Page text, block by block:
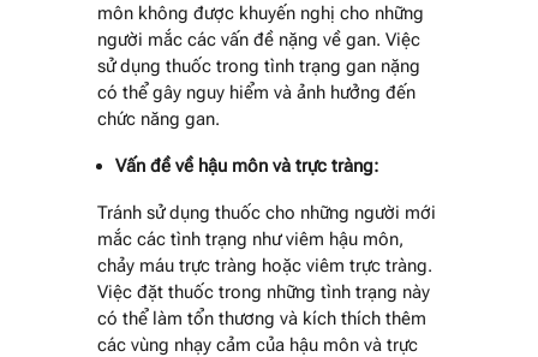
môn không được khuyến nghị cho những
người mắc các vấn đề nặng về gan. Việc
sử dụng thuốc trong tình trạng gan nặng
có thể gây nguy hiểm và ảnh hưởng đến
chức năng gan.
Vấn đề về hậu môn và trực tràng:
Tránh sử dụng thuốc cho những người mới
mắc các tình trạng như viêm hậu môn,
chảy máu trực tràng hoặc viêm trực tràng.
Việc đặt thuốc trong những tình trạng này
có thể làm tổn thương và kích thích thêm
các vùng nhạy cảm của hậu môn và trực